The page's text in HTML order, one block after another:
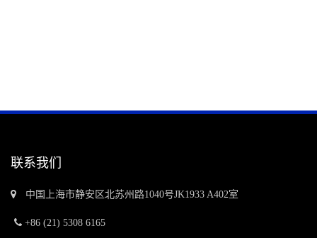
联系我们
中国上海市静安区北苏州路1040号JK1933 A402室
+86 (21) 5308 6165